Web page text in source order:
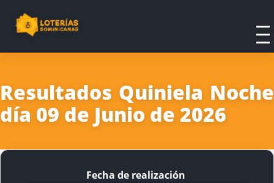
Resultados Quiniela Noche
día 09 de Junio de 2026
Fecha de realización